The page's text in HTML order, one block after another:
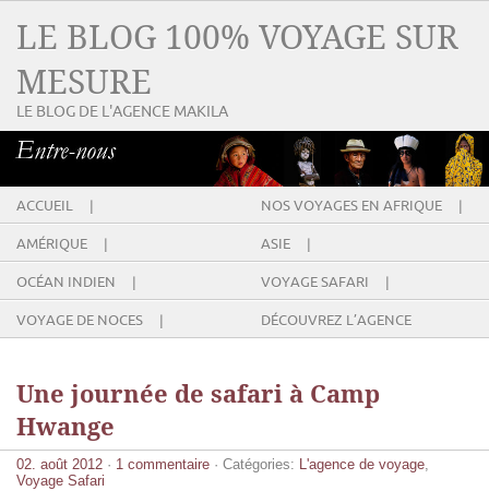
LE BLOG 100% VOYAGE SUR
MESURE
LE BLOG DE L'AGENCE MAKILA
ACCUEIL | NOS VOYAGES EN AFRIQUE |
AMÉRIQUE | ASIE |
OCÉAN INDIEN | VOYAGE SAFARI |
VOYAGE DE NOCES | DÉCOUVREZ L’AGENCE
Une journée de safari à Camp
Hwange
02. août 2012 · 1 commentaire · Catégories: L'agence de voyage
Voyage Safari